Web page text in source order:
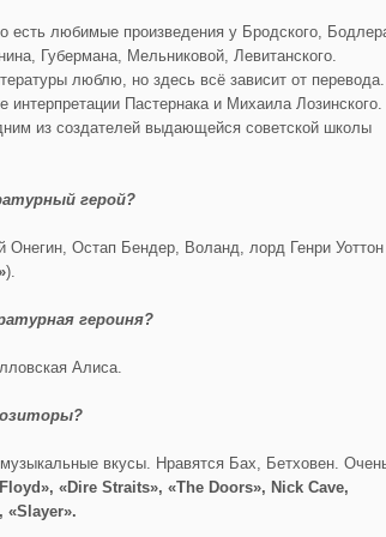
любимые произведения у Бродского,
Губермана, Мельниковой, Левитанского.
люблю, но здесь всё зависит от перевода.
Пастернака и Михаила Лозинского.
из создателей выдающейся советской школы
герой?
Остап Бендер, Воланд, лорд Генри Уоттон
).
героиня?
Алиса.
вкусы. Нравятся Бах, Бетховен.
«Dire Straits», «The Doors», Nick Cave,
«Slayer».